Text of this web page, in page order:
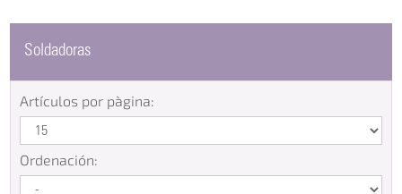
Soldadoras
Artículos por pàgina:
Ordenación: